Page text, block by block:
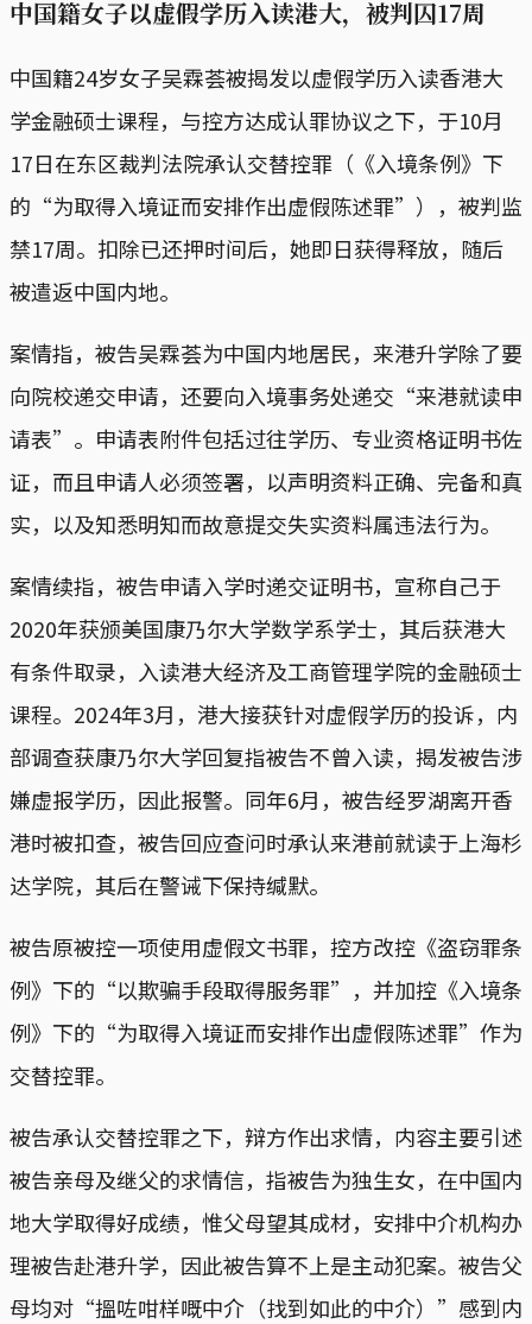
中国籍女子以虚假学历入读港大，被判囚17周
中国籍24岁女子吴霖荟被揭发以虚假学历入读香港大
学金融硕士课程，与控方达成认罪协议之下，于10月
17日在东区裁判法院承认交替控罪（《入境条例》下
的“为取得入境证而安排作出虚假陈述罪”），被判监
禁17周。扣除已还押时间后，她即日获得释放，随后
被遣返中国内地。
案情指，被告吴霖荟为中国内地居民，来港升学除了要
向院校递交申请，还要向入境事务处递交“来港就读申
请表”。申请表附件包括过往学历、专业资格证明书佐
证，而且申请人必须签署，以声明资料正确、完备和真
实，以及知悉明知而故意提交失实资料属违法行为。
案情续指，被告申请入学时递交证明书，宣称自己于
2020年获颁美国康乃尔大学数学系学士，其后获港大
有条件取录，入读港大经济及工商管理学院的金融硕士
课程。2024年3月，港大接获针对虚假学历的投诉，内
部调查获康乃尔大学回复指被告不曾入读，揭发被告涉
嫌虚报学历，因此报警。同年6月，被告经罗湖离开香
港时被扣查，被告回应查问时承认来港前就读于上海杉
达学院，其后在警诫下保持缄默。
被告原被控一项使用虚假文书罪，控方改控《盗窃罪条
例》下的“以欺骗手段取得服务罪”，并加控《入境条
例》下的“为取得入境证而安排作出虚假陈述罪”作为
交替控罪。
被告承认交替控罪之下，辩方作出求情，内容主要引述
被告亲母及继父的求情信，指被告为独生女，在中国内
地大学取得好成绩，惟父母望其成材，安排中介机构办
理被告赴港升学，因此被告算不上是主动犯案。被告父
母均对“搵咗咁样嘅中介（找到如此的中介）”感到内